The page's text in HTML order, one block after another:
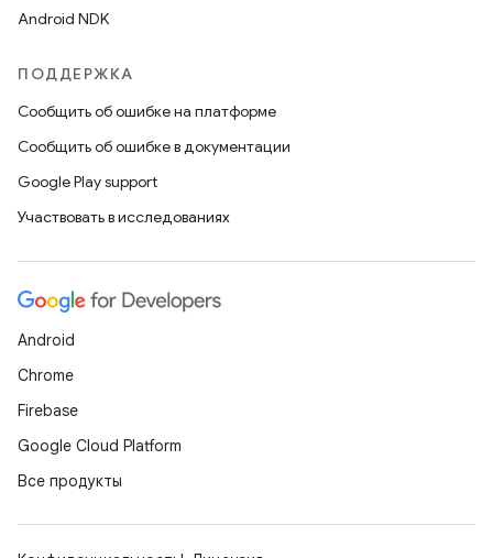
Android NDK
ПОДДЕРЖКА
Сообщить об ошибке на платформе
Сообщить об ошибке в документации
Google Play support
Участвовать в исследованиях
Android
Chrome
Firebase
Google Cloud Platform
Все продукты